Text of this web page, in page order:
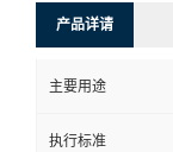
产品详请
主要用途
执行标准